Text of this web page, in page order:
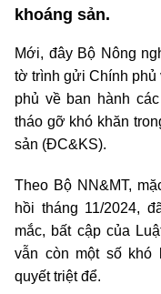
khoáng sản.
Mới, đây Bộ Nông
tờ trình gửi Chính phủ
phủ về ban hành
tháo gỡ khó khăn
sản (ĐC&KS).
Theo Bộ NN&MT,
hồi tháng 11/2024,
mắc, bất cập của
vẫn còn một số khó
quyết triệt để.